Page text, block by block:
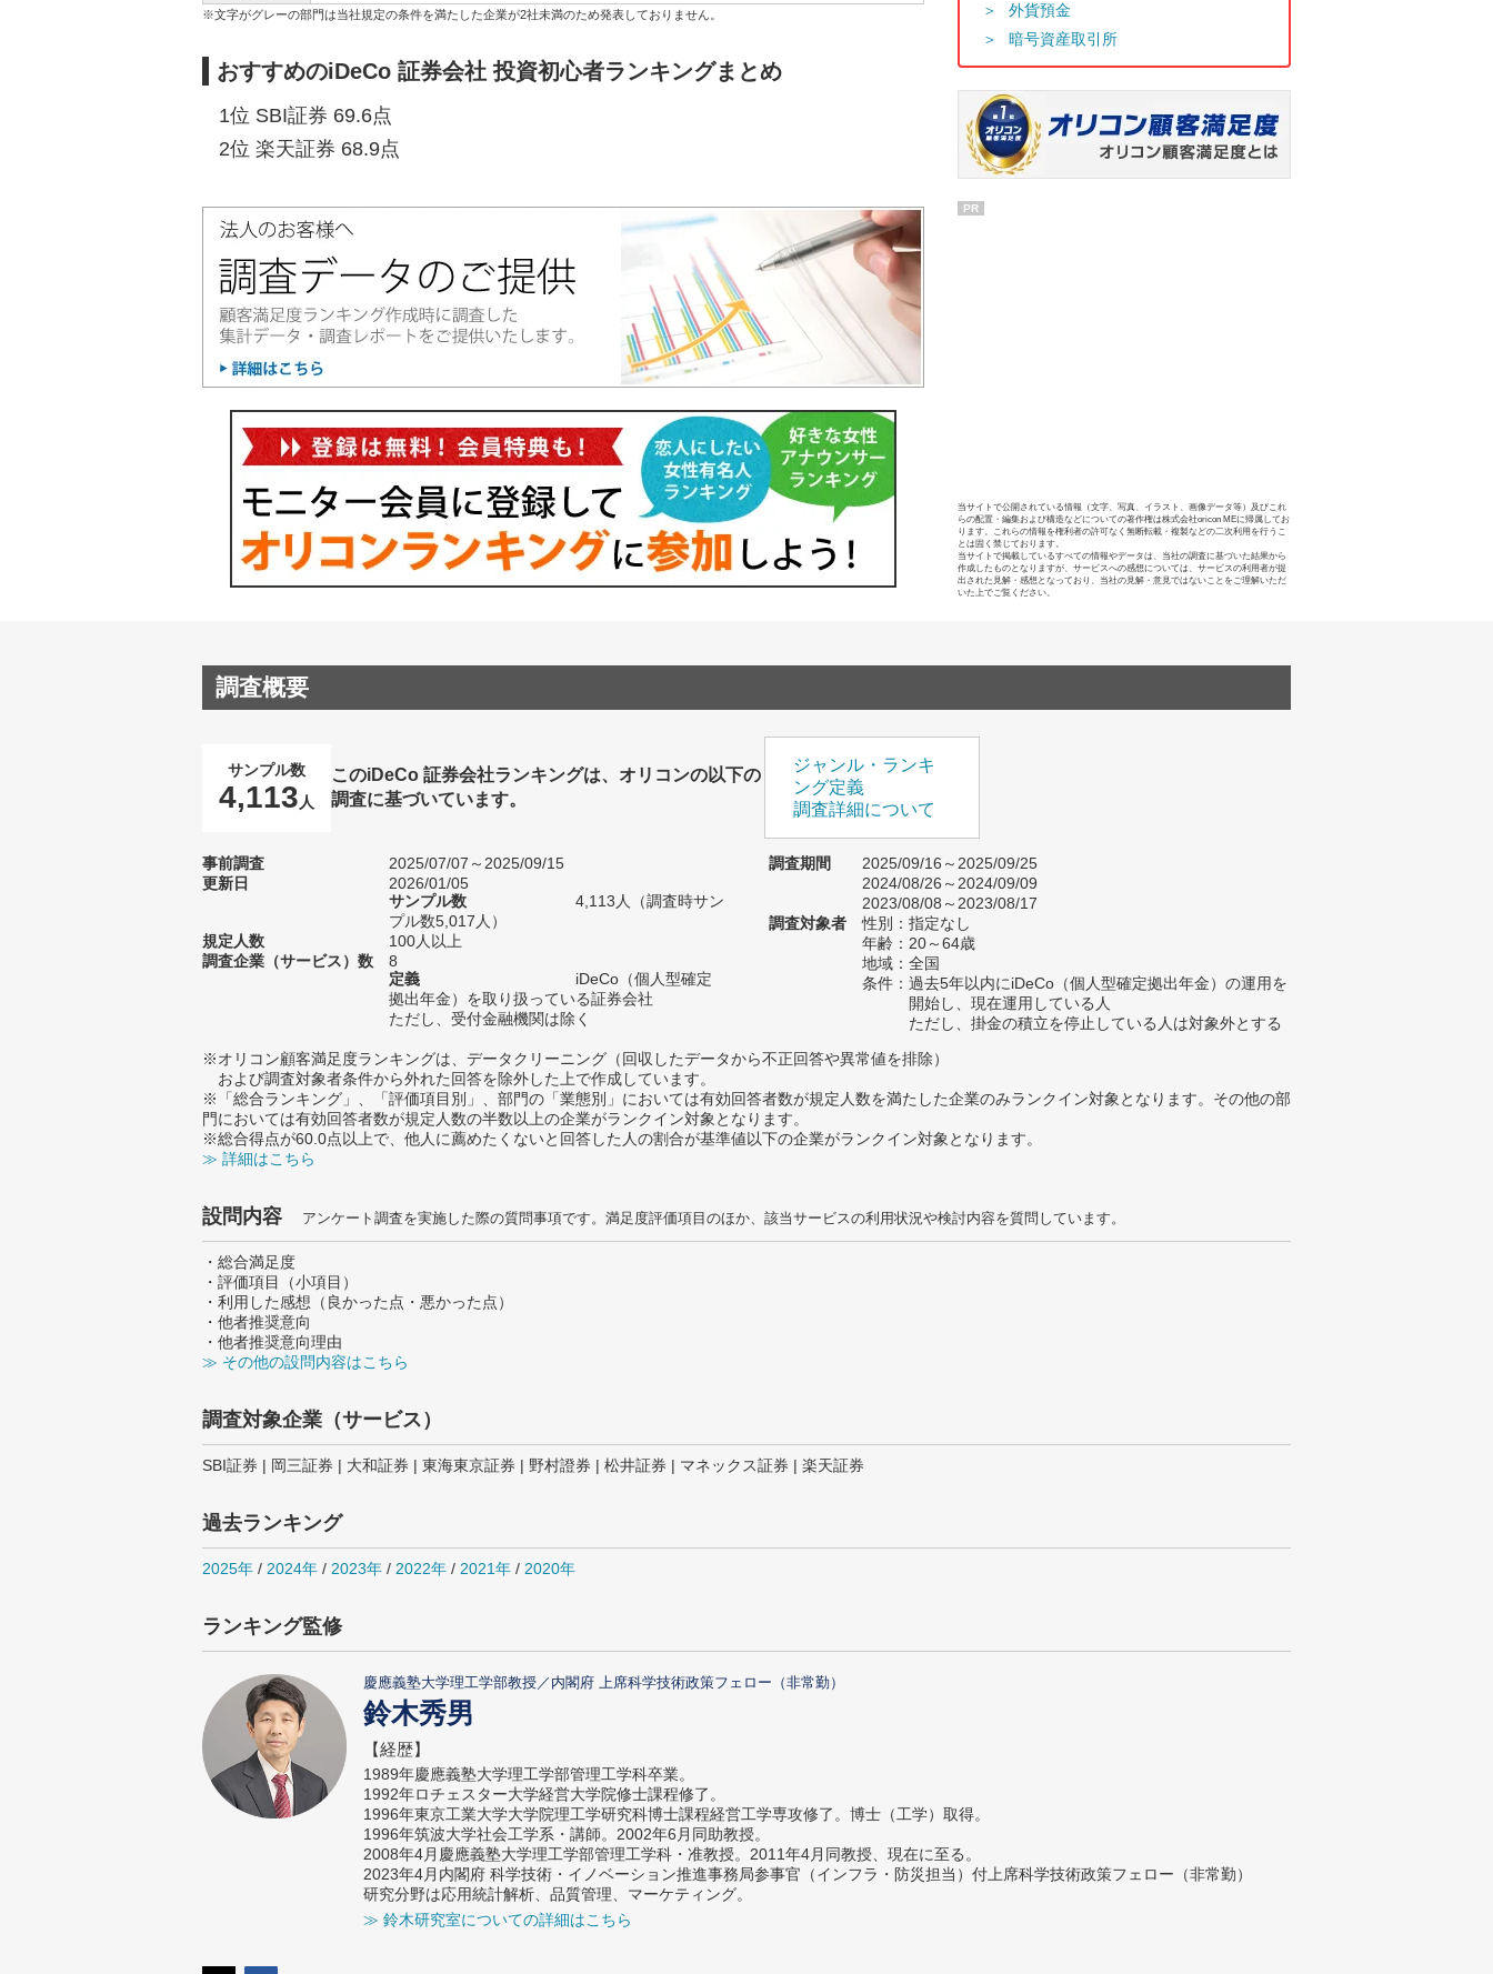
※文字がグレーの部門は当社規定の条件を満たした企業が2社未満のため発表しておりません。
おすすめのiDeCo 証券会社 投資初心者ランキングまとめ
1位 SBI証券 69.6点
2位 楽天証券 68.9点
外貨預金
暗号資産取引所
PR
当サイトで公開されている情報（文字、写真、イラスト、画像データ等）及びこれ
らの配置・編集および構造などについての著作権は株式会社oricon MEに帰属してお
ります。これらの情報を権利者の許可なく無断転載・複製などの二次利用を行うこ
とは固く禁じております。
当サイトで掲載しているすべての情報やデータは、当社の調査に基づいた結果から
作成したものとなりますが、サービスへの感想については、サービスの利用者が提
出された見解・感想となっており、当社の見解・意見ではないことをご理解いただ
いた上でご覧ください。
調査概要
サンプル数
4,113 人
このiDeCo 証券会社ランキングは、オリコンの以下の
調査に基づいています。
ジャンル・ランキ
ング定義
調査詳細について
事前調査
2025/07/07～2025/09/15
更新日
2026/01/05
サンプル数
4,113人（調査時サン
プル数5,017人）
規定人数
100人以上
調査企業（サービス）数
8
定義
iDeCo（個人型確定
拠出年金）を取り扱っている証券会社
ただし、受付金融機関は除く
調査期間
2025/09/16～2025/09/25
2024/08/26～2024/09/09
2023/08/08～2023/08/17
調査対象者
性別：指定なし
年齢：20～64歳
地域：全国
条件：過去5年以内にiDeCo（個人型確定拠出年金）の運用を
開始し、現在運用している人
ただし、掛金の積立を停止している人は対象外とする
※オリコン顧客満足度ランキングは、データクリーニング（回収したデータから不正回答や異常値を排除）
および調査対象者条件から外れた回答を除外した上で作成しています。
※「総合ランキング」、「評価項目別」、部門の「業態別」においては有効回答者数が規定人数を満たした企業のみランクイン対象となります。その他の部
門においては有効回答者数が規定人数の半数以上の企業がランクイン対象となります。
※総合得点が60.0点以上で、他人に薦めたくないと回答した人の割合が基準値以下の企業がランクイン対象となります。
≫ 詳細はこちら
設問内容 アンケート調査を実施した際の質問事項です。満足度評価項目のほか、該当サービスの利用状況や検討内容を質問しています。
・総合満足度
・評価項目（小項目）
・利用した感想（良かった点・悪かった点）
・他者推奨意向
・他者推奨意向理由
≫ その他の設問内容はこちら
調査対象企業（サービス）
SBI証券 | 岡三証券 | 大和証券 | 東海東京証券 | 野村證券 | 松井証券 | マネックス証券 | 楽天証券
過去ランキング
2025年 / 2024年 / 2023年 / 2022年 / 2021年 / 2020年
ランキング監修
慶應義塾大学理工学部教授／内閣府 上席科学技術政策フェロー（非常勤）
鈴木秀男
【経歴】
1989年慶應義塾大学理工学部管理工学科卒業。
1992年ロチェスター大学経営大学院修士課程修了。
1996年東京工業大学大学院理工学研究科博士課程経営工学専攻修了。博士（工学）取得。
1996年筑波大学社会工学系・講師。2002年6月同助教授。
2008年4月慶應義塾大学理工学部管理工学科・准教授。2011年4月同教授、現在に至る。
2023年4月内閣府 科学技術・イノベーション推進事務局参事官（インフラ・防災担当）付上席科学技術政策フェロー（非常勤）
研究分野は応用統計解析、品質管理、マーケティング。
≫ 鈴木研究室についての詳細はこちら